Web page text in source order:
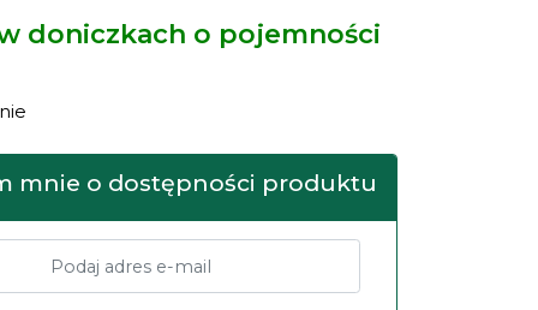
doniczkach o pojemności
mnie o dostępności produktu